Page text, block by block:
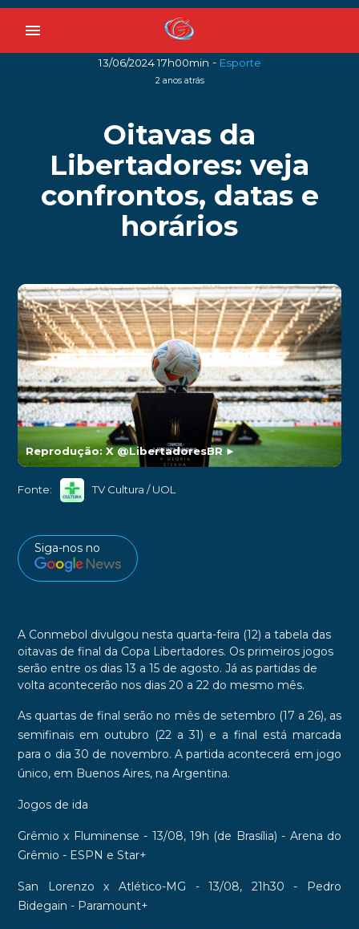
menu
13/06/2024 17h00min - Esporte
2 anos atrás
Oitavas da
Libertadores: veja
confrontos, datas e
horários
Reprodução: X @LibertadoresBR►
Fonte: TV Cultura / UOL
Siga-nos no
A Conmebol divulgou nesta quarta-feira (12) a tabela das
oitavas de final da Copa Libertadores. Os primeiros jogos
serão entre os dias 13 a 15 de agosto. Já as partidas de
volta acontecerão nos dias 20 a 22 do mesmo mês.
As quartas de final serão no mês de setembro (17 a 26), as
semifinais em outubro (22 a 31) e a final está marcada
para o dia 30 de novembro. A partida acontecerá em jogo
único, em Buenos Aires, na Argentina.
Jogos de ida
Grêmio x Fluminense - 13/08, 19h (de Brasília) - Arena do
Grêmio - ESPN e Star+
San Lorenzo x Atlético-MG - 13/08, 21h30 - Pedro
Bidegain - Paramount+